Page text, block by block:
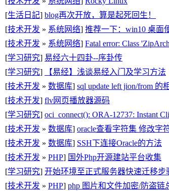
[生活日記] blog再次开放，算是起死回生！
[技术开发 » 系统网络] 推荐一下：win10 桌面
[技术开发 » 系统网络] Fatal error: Class
[学习研究] 易经六十四卦--序卦传
[学习研究]
【易经】浅谈易经入门及学习方法
[技术开发 » 数据库] sql update left jion/from 的
[技术开发] flv网页播放器源码
[学习研究] oci_connect(): ORA-12737: Instant
[技术开发 » 数据库] oracle查看字符集 修改字
[技术开发 » 数据库] SSH下连接Oracle的方法
[技术开发 » PHP] 国外Php开源建站平台收集
[学习研究] 开始环境至正式服务器快速迁移步
[技术开发 » PHP] php 图片和文件加密/防盗链